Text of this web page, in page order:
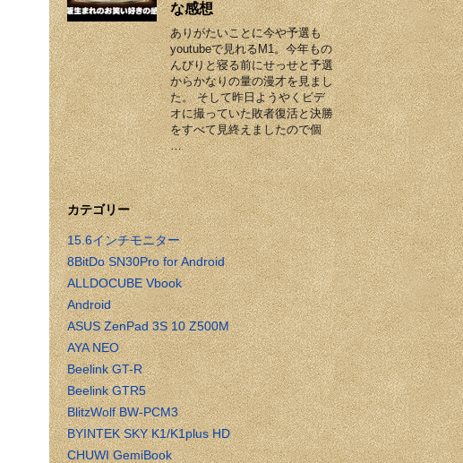
な感想
ありがたいことに今や予選も
youtubeで見れるM1。今年もの
んびりと寝る前にせっせと予選
からかなりの量の漫才を見まし
た。 そして昨日ようやくビデ
オに撮っていた敗者復活と決勝
をすべて見終えましたので個
…
カテゴリー
15.6インチモニター
8BitDo SN30Pro for Android
ALLDOCUBE Vbook
Android
ASUS ZenPad 3S 10 Z500M
AYA NEO
Beelink GT-R
Beelink GTR5
BlitzWolf BW-PCM3
BYINTEK SKY K1/K1plus HD
CHUWI GemiBook